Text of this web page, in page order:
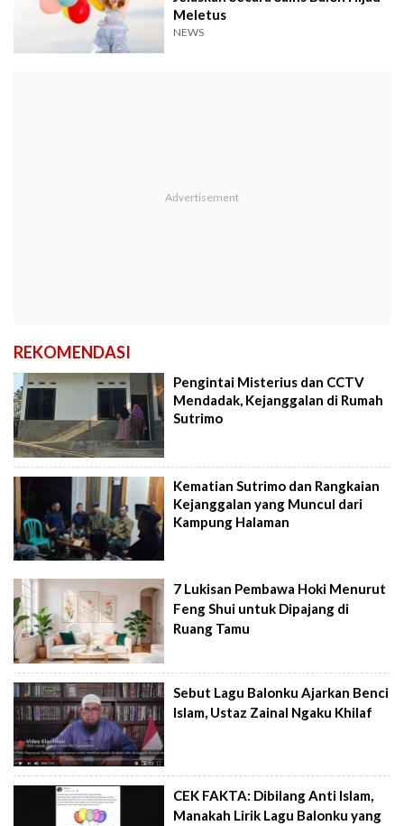
Meletus
NEWS
REKOMENDASI
Pengintai Misterius dan CCTV
Mendadak, Kejanggalan di Rumah
Sutrimo
Kematian Sutrimo dan Rangkaian
Kejanggalan yang Muncul dari
Kampung Halaman
7 Lukisan Pembawa Hoki Menurut
Feng Shui untuk Dipajang di
Ruang Tamu
Sebut Lagu Balonku Ajarkan Benci
Islam, Ustaz Zainal Ngaku Khilaf
CEK FAKTA: Dibilang Anti Islam,
Manakah Lirik Lagu Balonku yang